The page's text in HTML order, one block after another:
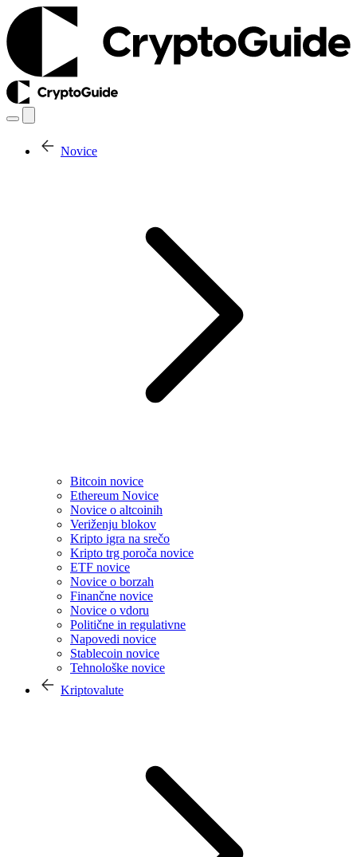
Novice
Bitcoin novice
Ethereum Novice
Novice o altcoinih
Veriženju blokov
Kripto igra na srečo
Kripto trg poroča novice
ETF novice
Novice o borzah
Finančne novice
Novice o vdoru
Politične in regulativne
Napovedi novice
Stablecoin novice
Tehnološke novice
Kriptovalute